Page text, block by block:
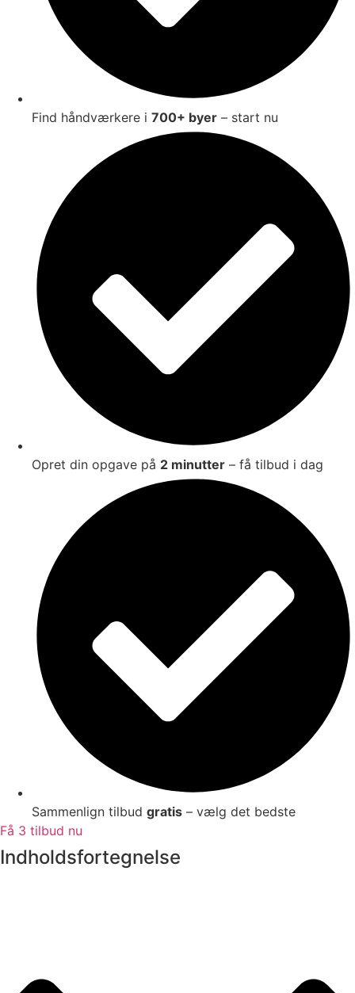
Find håndværkere i 700+ byer – start nu
Opret din opgave på 2 minutter – få tilbud i dag
Sammenlign tilbud gratis – vælg det bedste
Få 3 tilbud nu
Indholdsfortegnelse